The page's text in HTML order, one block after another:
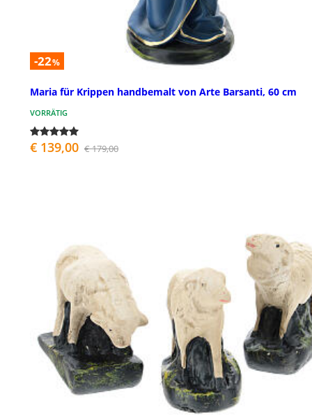
-22%
Maria für Krippen handbemalt von Arte Barsanti, 60 cm
VORRÄTIG
€ 139,00 € 179,00